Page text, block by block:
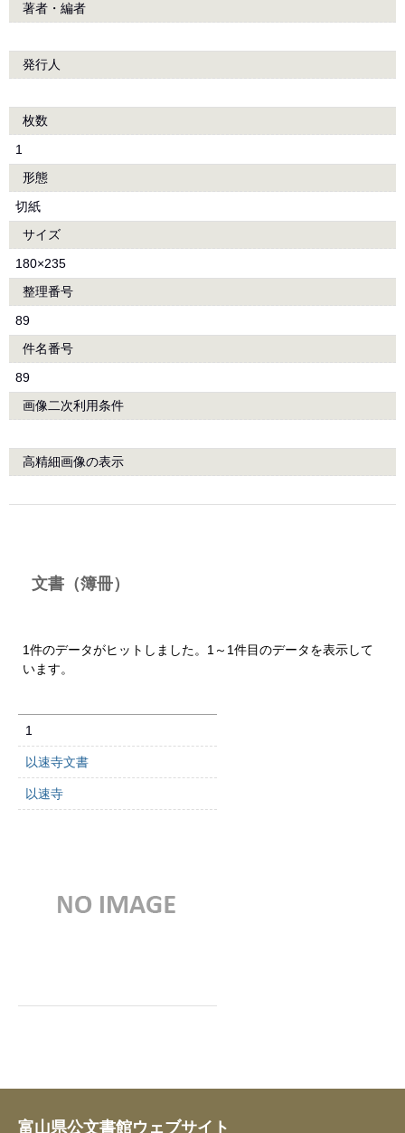
著者・編者
発行人
枚数
1
形態
切紙
サイズ
180×235
整理番号
89
件名番号
89
画像二次利用条件
高精細画像の表示
文書（簿冊）
1件のデータがヒットしました。1～1件目のデータを表示して
います。
1
以速寺文書
以速寺
富山県公文書館ウェブサイト